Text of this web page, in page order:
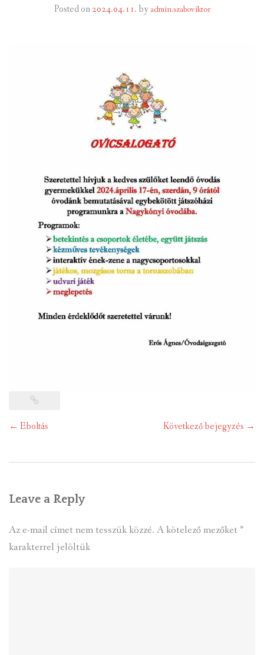
LETÖLTHETŐ NYOMTATVÁNYOK
TELEPÜLÉSIKÉPVISELŐI VAGYONNYILATKOZATOK – 2026.
ROMA NEMZETISÉGI ÖNKORMÁNYZATI KÉPVISELŐK
VAGYONNYILATKOZATA – 2026. ÉV
Posted on2024.04.11.by admin.szaboviktor
Post
← Eboltás Következő bejegyzés →
Leave a Reply
Az e-mail címet nem tesszük közzé. A kötelező mezőket *
karakterrel jelöltük